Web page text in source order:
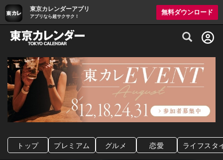
東京カレンダーアプリ
アプリなら超サクサク！
無料ダウンロード
グルメ情報・プレミアムレストラン予約
トップ プレミアム グルメ 恋愛 ライフスタ